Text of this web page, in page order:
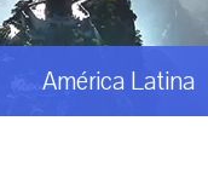
Análisis